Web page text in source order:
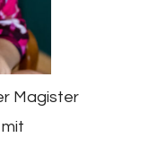
Magister